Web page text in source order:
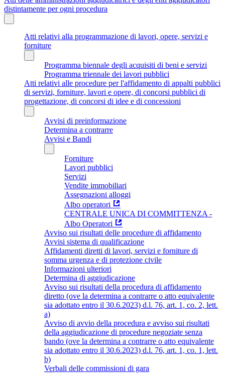
distintamente per ogni procedura
Atti relativi alla programmazione di lavori, opere, servizi e
forniture
Programma biennale degli acquisiti di beni e servizi
Programma triennale dei lavori pubblici
Atti relativi alle procedure per l'affidamento di appalti pubblici
di servizi, forniture, lavori e opere, di concorsi pubblici di
progettazione, di concorsi di idee e di concessioni
Avvisi di preinformazione
Determina a contrarre
Avvisi e Bandi
Forniture
Lavori pubblici
Servizi
Vendite immobiliari
Assegnazioni alloggi
Albo operatori
CENTRALE UNICA DI COMMITTENZA -
Albo Operatori
Avviso sui risultati delle procedure di affidamento
Avvisi sistema di qualificazione
Affidamenti diretti di lavori, servizi e forniture di
somma urgenza e di protezione civile
Informazioni ulteriori
Determina di aggiudicazione
Avviso sui risultati della procedura di affidamento
diretto (ove la determina a contrarre o atto equivalente
sia adottato entro il 30.6.2023) d.l. 76, art. 1, co. 2, lett.
a)
Avviso di avvio della procedura e avviso sui risultati
della aggiudicazione di procedure negoziate senza
bando (ove la determina a contrarre o atto equivalente
sia adottato entro il 30.6.2023) d.l. 76, art. 1, co. 1, lett.
b)
Verbali delle commissioni di gara